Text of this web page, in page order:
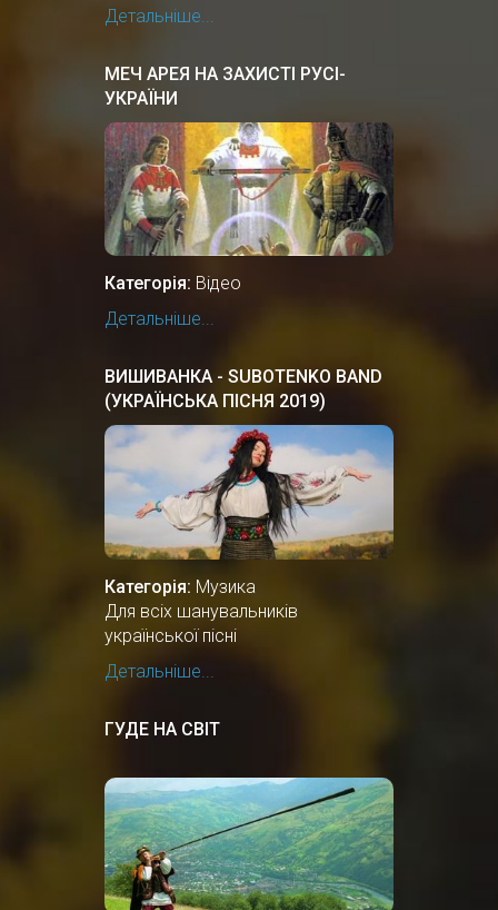
Детальніше...
МЕЧ АРЕЯ НА ЗАХИСТІ РУСІ-
УКРАЇНИ
Категорія: Відео
Детальніше...
ВИШИВАНКА - SUBOTENKO BAND
(УКРАЇНСЬКА ПІСНЯ 2019)
Категорія: Музика
Для всіх шанувальників
української пісні
Детальніше...
ГУДЕ НА СВІТ